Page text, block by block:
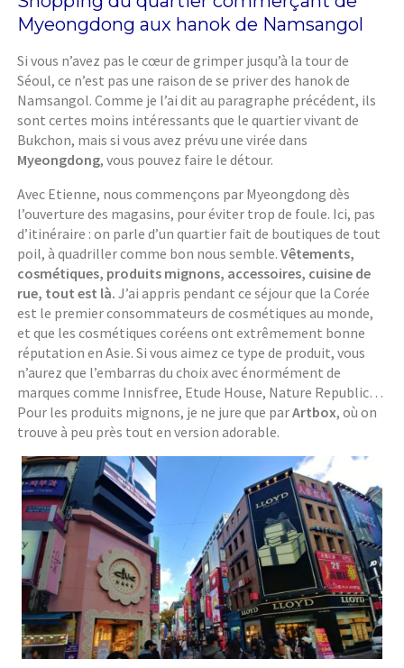
Myeongdong aux hanok de Namsangol
Si vous n’avez pas le cœur de grimper jusqu’à la tour de
Séoul, ce n’est pas une raison de se priver des hanok de
Namsangol. Comme je l’ai dit au paragraphe précédent, ils
sont certes moins intéressants que le quartier vivant de
Bukchon, mais si vous avez prévu une virée dans
Myeongdong, vous pouvez faire le détour.
Avec Etienne, nous commençons par Myeongdong dès
l’ouverture des magasins, pour éviter trop de foule. Ici, pas
d’itinéraire : on parle d’un quartier fait de boutiques de tout
poil, à quadriller comme bon nous semble.Vêtements,
cosmétiques, produits mignons, accessoires, cuisine de
rue, tout est là. J’ai appris pendant ce séjour que la Corée
est le premier consommateurs de cosmétiques au monde,
et que les cosmétiques coréens ont extrêmement bonne
réputation en Asie. Si vous aimez ce type de produit, vous
n’aurez que l’embarras du choix avec énormément de
marques comme Innisfree, Etude House, Nature Republic…
Pour les produits mignons, je ne jure que parArtbox, où on
trouve à peu près tout en version adorable.